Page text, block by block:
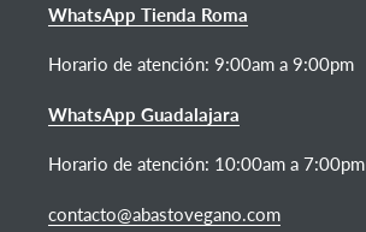
WhatsApp Tienda Roma
Horario de atención: 9:00am a 9:00pm
WhatsApp Guadalajara
Horario de atención: 10:00am a 7:00pm
contacto@abastovegano.com